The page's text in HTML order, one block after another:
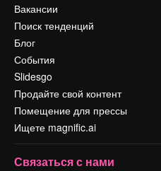
Вакансии
Поиск тенденций
Блог
События
Slidesgo
Продайте свой контент
Помещение для прессы
Ищете magnific.ai
Связаться с нами